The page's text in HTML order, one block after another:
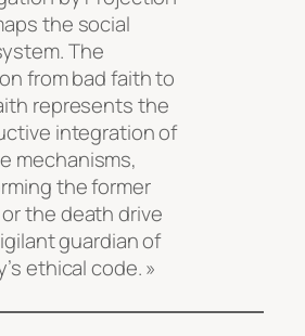
the social
The
from bad faith to
represents the
integration of
mechanisms,
the former
the death drive
guardian of
ethical code. »